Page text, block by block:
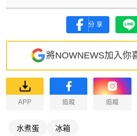
分享
將NOWNEWS加入你
APP 追蹤 追蹤
水煮蛋 冰箱